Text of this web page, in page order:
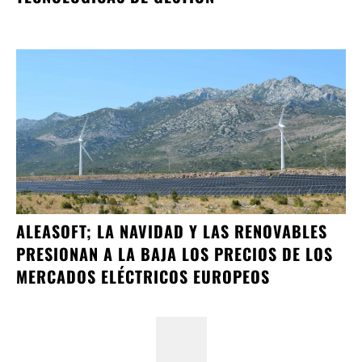
ALEASOFT; LA NAVIDAD Y LAS RENOVABLES
PRESIONAN A LA BAJA LOS PRECIOS DE LOS
MERCADOS ELÉCTRICOS EUROPEOS